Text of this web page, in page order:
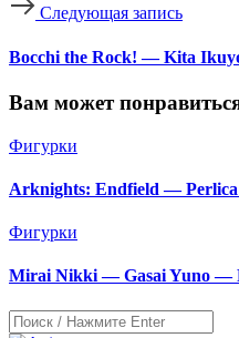
Следующая запись
Bocchi the Rock! — Kita
Вам может
Фигурки
Arknights: Endfield —
Фигурки
Mirai Nikki — Gasai Yuno —